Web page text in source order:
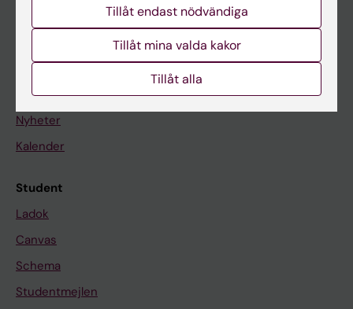
På gång
Nyheter
Kalender
Student
Ladok
Canvas
Schema
Studentmejlen
Tillåt endast nödvändiga
Tillåt mina valda kakor
Tillåt alla